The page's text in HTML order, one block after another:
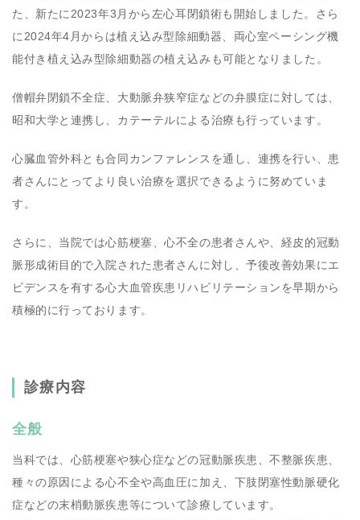
た、新たに2023年3月から左心耳閉鎖術も開始しました。さら
に2024年4月からは植え込み型除細動器、両心室ペーシング機
能付き植え込み型除細動器の植え込みも可能となりました。
僧帽弁閉鎖不全症、大動脈弁狭窄症などの弁膜症に対しては、
昭和大学と連携し、カテーテルによる治療も行っています。
心臓血管外科とも合同カンファレンスを通し、連携を行い、患
者さんにとってより良い治療を選択できるように努めていま
す。
さらに、当院では心筋梗塞、心不全の患者さんや、経皮的冠動
脈形成術目的で入院された患者さんに対し、予後改善効果にエ
ビデンスを有する心大血管疾患リハビリテーションを早期から
積極的に行っております。
診療内容
全般
当科では、心筋梗塞や狭心症などの冠動脈疾患、不整脈疾患、
種々の原因による心不全や高血圧に加え、下肢閉塞性動脈硬化
症などの末梢動脈疾患等について診療しています。